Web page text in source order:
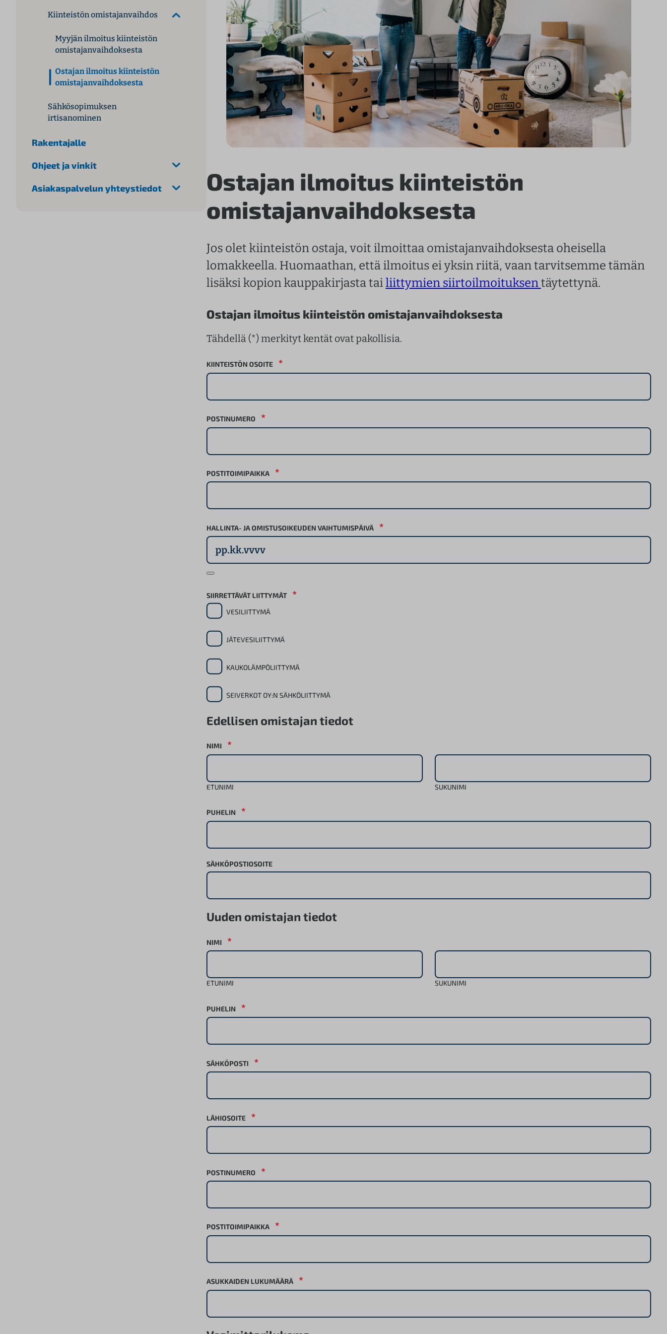
Kiinteistön omistajanvaihdos
Myyjän ilmoitus kiinteistön
omistajanvaihdoksesta
Ostajan ilmoitus kiinteistön
omistajanvaihdoksesta
Sähkösopimuksen
irtisanominen
Rakentajalle
Ohjeet ja vinkit
Asiakaspalvelun yhteystiedot
Ostajan ilmoitus kiinteistön
omistajanvaihdoksesta
Jos olet kiinteistön ostaja, voit ilmoittaa omistajanvaihdoksesta oheisella
lomakkeella. Huomaathan, että ilmoitus ei yksin riitä, vaan tarvitsemme tämän
lisäksi kopion kauppakirjasta tailiittymien siirtoilmoituksentäytettynä.
Ostajan ilmoitus kiinteistön omistajanvaihdoksesta
Tähdellä (*) merkityt kentät ovat pakollisia.
KIINTEISTÖN OSOITE *
POSTINUMERO *
POSTITOIMIPAIKKA *
HALLINTA- JA OMISTUSOIKEUDEN VAIHTUMISPÄIVÄ *
SIIRRETTÄVÄT LIITTYMÄT *
VESILIITTYMÄ
JÄTEVESILIITTYMÄ
KAUKOLÄMPÖLIITTYMÄ
SEIVERKOT OY:N SÄHKÖLIITTYMÄ
Edellisen omistajan tiedot
NIMI *
ETUNIMI SUKUNIMI
PUHELIN *
SÄHKÖPOSTIOSOITE
Uuden omistajan tiedot
NIMI *
ETUNIMI SUKUNIMI
PUHELIN *
SÄHKÖPOSTI *
LÄHIOSOITE *
POSTINUMERO *
POSTITOIMIPAIKKA *
ASUKKAIDEN LUKUMÄÄRÄ *